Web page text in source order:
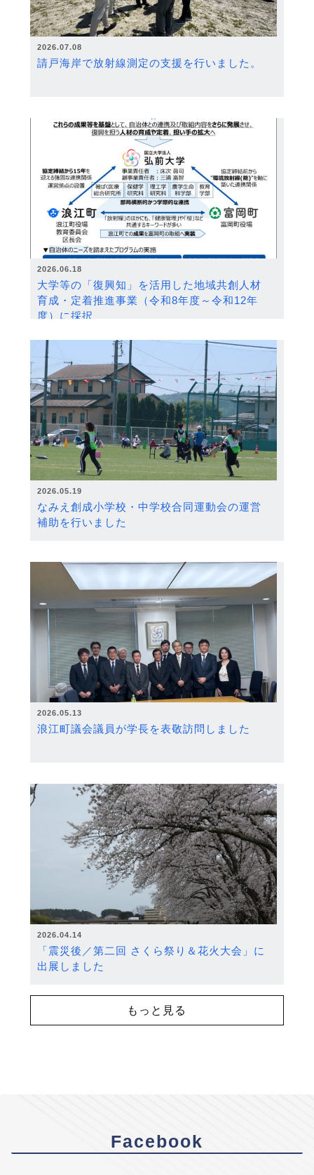
2026.07.08
請戸海岸で放射線測定の支援を行いました。
2026.06.18
大学等の「復興知」を活用した地域共創人材
育成・定着推進事業（令和8年度～令和12年
度）に採択
2026.05.19
なみえ創成小学校・中学校合同運動会の運営
補助を行いました
2026.05.13
浪江町議会議員が学長を表敬訪問しました
2026.04.14
「震災後／第二回 さくら祭り＆花火大会」に
出展しました
もっと見る
Facebook